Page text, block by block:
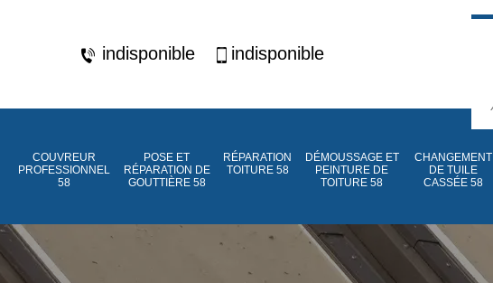
indisponible indisponible
COUVREUR
PROFESSIONNEL
58
POSE ET
RÉPARATION DE
GOUTTIÈRE 58
RÉPARATION
TOITURE 58
DÉMOUSSAGE ET
PEINTURE DE
TOITURE 58
CHANGEMENT
DE TUILE
CASSÉE 58